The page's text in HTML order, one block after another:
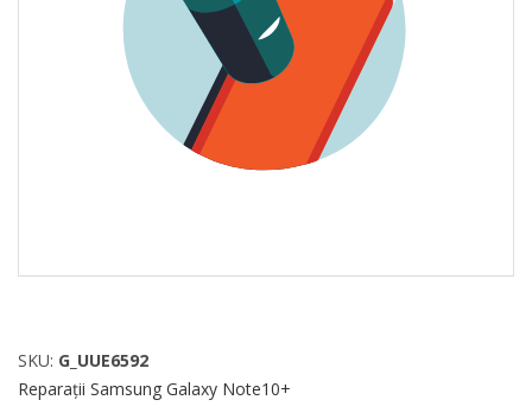
SKU: G_UUE6592
Reparații Samsung Galaxy Note10+